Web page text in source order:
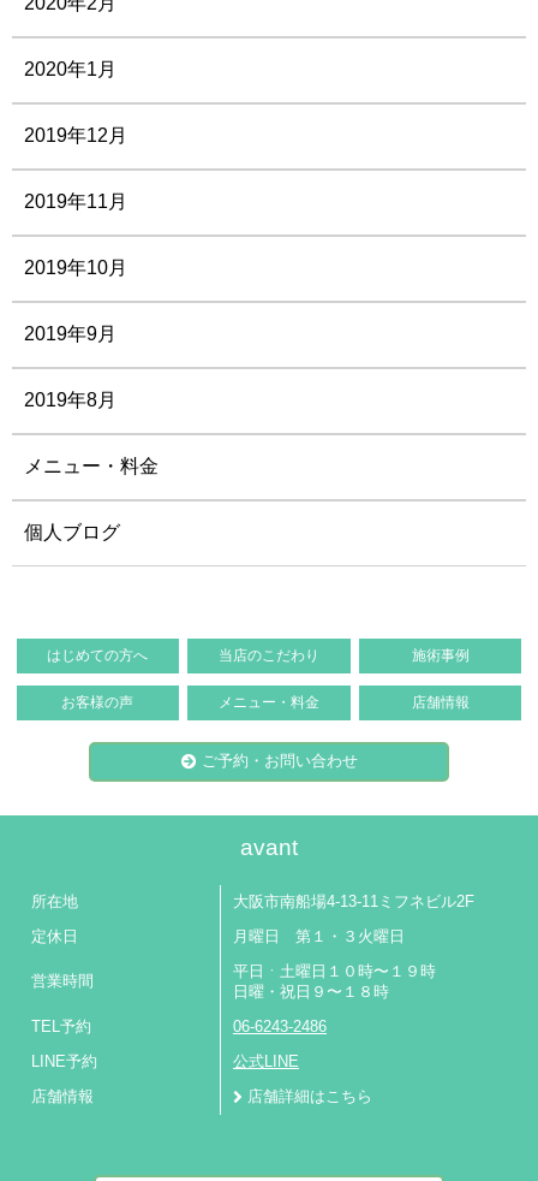
2020年1月
2019年12月
2019年11月
2019年10月
2019年9月
2019年8月
メニュー・料金
個人ブログ
はじめての方へ 当店のこだわり 施術事例
お客様の声 メニュー・料金 店舗情報
ご予約・お問い合わせ
avant
所在地 大阪市南船場4-13-11ミフネビル2F
定休日 月曜日 第１・３火曜日
営業時間
平日ㆍ土曜日１０時〜１９時
日曜・祝日９〜１８時
TEL予約 06-6243-2486
LINE予約 公式LINE
店舗情報 店舗詳細はこちら